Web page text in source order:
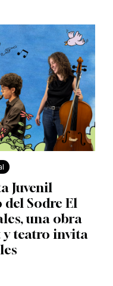
Juvenil
Sodre El
una obra
y teatro invita